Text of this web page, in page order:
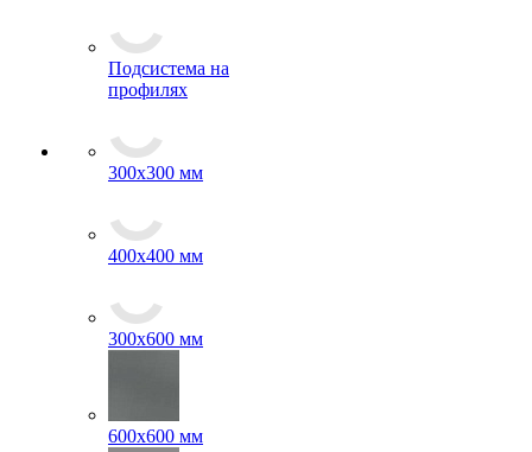
Подсистема на